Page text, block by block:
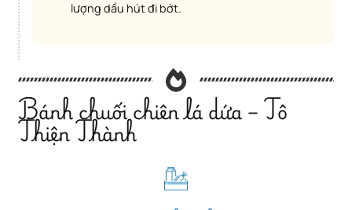
lượng dầu hút đi bớt.
Bánh chuối chiên lá dứa – Tô
Thiện Thành